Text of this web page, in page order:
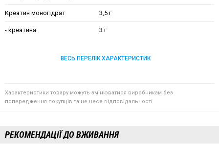
Креатин моногідрат 3,5 г
- креатина 3 г
ВЕСЬ ПЕРЕЛІК ХАРАКТЕРИСТИК
Характеристики товару можуть змінюватися виробникам без
попередження покупців та не несе відповідальності
РЕКОМЕНДАЦІЇ ДО ВЖИВАННЯ